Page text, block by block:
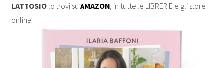
LATTOSIO lo trovi suAMAZON , in tutte le LIBRERIE e gli store
online: